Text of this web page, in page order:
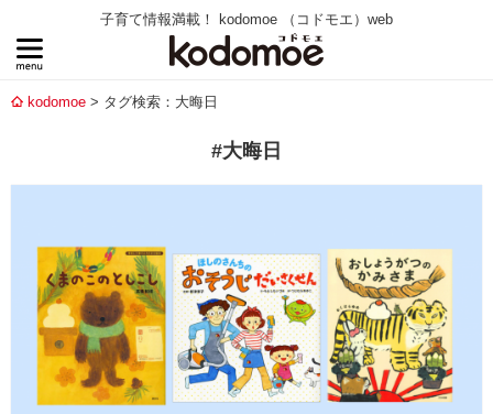
子育て情報満載！ kodomoe （コドモエ）web
kodomoe タグ検索：大晦日
#大晦日